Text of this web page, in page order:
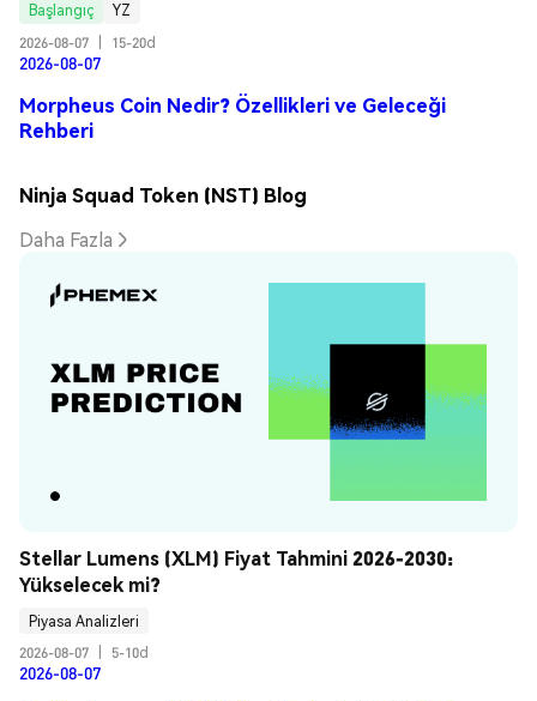
Başlangıç
YZ
2026-08-07
15-20d
2026-08-07
Morpheus Coin Nedir? Özellikleri ve Geleceği
Rehberi
Ninja Squad Token (NST) Blog
Daha Fazla
Stellar Lumens (XLM) Fiyat Tahmini 2026-2030:
Yükselecek mi?
Piyasa Analizleri
2026-08-07
5-10d
2026-08-07